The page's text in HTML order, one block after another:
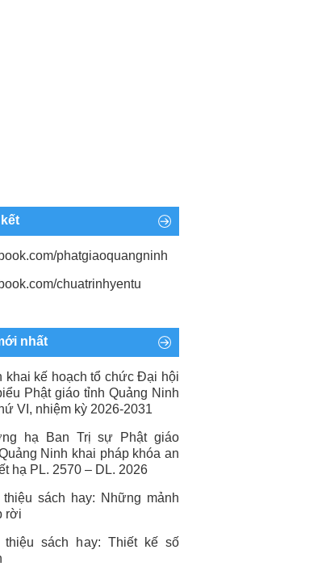
phatgiaoquangninh
chuatrinhyentu
nhất
khai kế hoạch tổ chức Đại hội
Phật giáo tỉnh Quảng Ninh
VI, nhiệm kỳ 2026-2031
hạ Ban Trị sự Phật giáo
Ninh khai pháp khóa an
hạ PL. 2570 – DL. 2026
sách hay: Những mảnh
rời
thiệu sách hay: Thiết kế số